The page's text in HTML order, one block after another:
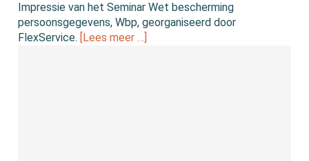
Impressie van het Seminar Wet bescherming
persoonsgegevens, Wbp, georganiseerd door
FlexService.
[Lees meer …]